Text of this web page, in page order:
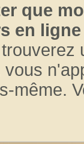
que
en
vous
même.